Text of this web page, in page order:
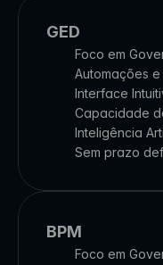
GED
Foco em
Automações
Interface
Capacidade
Inteligência
Sem prazo
BPM
Foco em